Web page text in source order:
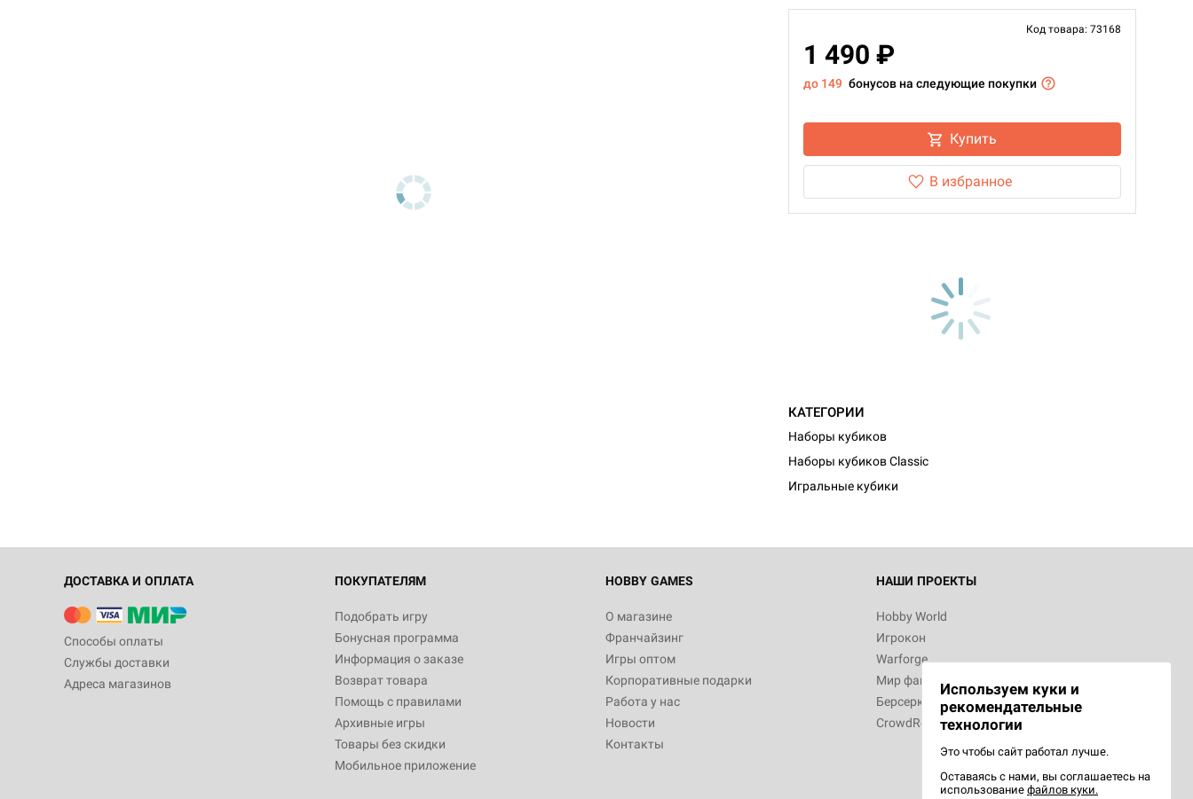
Код товара: 73168
1 490 ₽
до 149 бонусов на следующие покупки
Купить
В избранное
КАТЕГОРИИ
Наборы кубиков
Наборы кубиков Classic
Игральные кубики
ДОСТАВКА И ОПЛАТА
Способы оплаты
Службы доставки
Адреса магазинов
ПОКУПАТЕЛЯМ
Подобрать игру
Бонусная программа
Информация о заказе
Возврат товара
Помощь с правилами
Архивные игры
Товары без скидки
Мобильное приложение
HOBBY GAMES
О магазине
Франчайзинг
Игры оптом
Корпоративные подарки
Работа у нас
Новости
Контакты
НАШИ ПРОЕКТЫ
Hobby World
Игрокон
Warforge
Мир фантастики
Берсерк
CrowdRepublic
Используем куки и
рекомендательные
технологии
Это чтобы сайт работал лучше.
Оставаясь с нами, вы соглашаетесь на
использование файлов куки.